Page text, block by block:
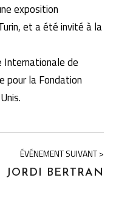
exposition
et a été invité à la
Internationale de
pour la Fondation
ÉVÉNEMENT SUIVANT >
JORDI BERTRAN